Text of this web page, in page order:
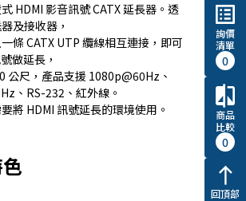
HDMI 影音訊號 CATX 延長器。透
及接收器，
條 CATX UTP 纜線相互連接，即可
做延長，
公尺，產品支援 1080p@60Hz、
、RS-232、紅外線。
將 HDMI 訊號延長的環境使用。
list_alt
詢價
清單
0
compare
商品
比較
0
north
回頂部